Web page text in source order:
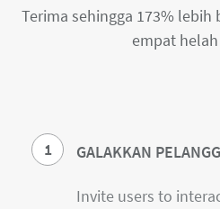
Terima sehingga 173% lebih
empat
1 GALAKKAN
Invite users to